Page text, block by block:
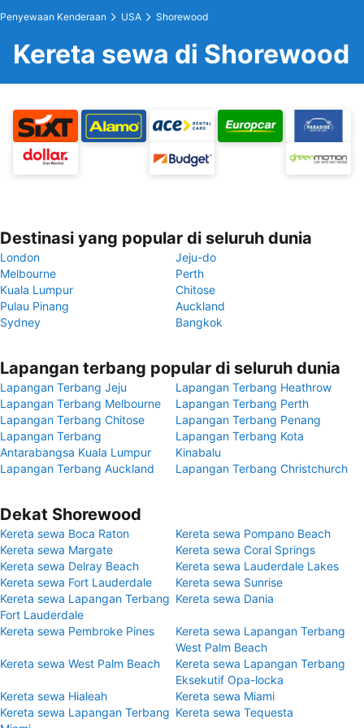
Penyewaan Kenderaan USA Shorewood
Kereta sewa di Shorewood
Destinasi yang popular di seluruh dunia
London
Jeju-do
Melbourne
Perth
Kuala Lumpur
Chitose
Pulau Pinang
Auckland
Sydney
Bangkok
Lapangan terbang popular di seluruh dunia
Lapangan Terbang Jeju
Lapangan Terbang Heathrow
Lapangan Terbang Melbourne
Lapangan Terbang Perth
Lapangan Terbang Chitose
Lapangan Terbang Penang
Lapangan Terbang
Antarabangsa Kuala Lumpur
Lapangan Terbang Kota
Kinabalu
Lapangan Terbang Auckland
Lapangan Terbang Christchurch
Dekat Shorewood
Kereta sewa Boca Raton
Kereta sewa Pompano Beach
Kereta sewa Margate
Kereta sewa Coral Springs
Kereta sewa Delray Beach
Kereta sewa Lauderdale Lakes
Kereta sewa Fort Lauderdale
Kereta sewa Sunrise
Kereta sewa Lapangan Terbang
Fort Lauderdale
Kereta sewa Dania
Kereta sewa Pembroke Pines
Kereta sewa Lapangan Terbang
West Palm Beach
Kereta sewa West Palm Beach
Kereta sewa Lapangan Terbang
Eksekutif Opa-locka
Kereta sewa Hialeah
Kereta sewa Miami
Kereta sewa Lapangan Terbang Kereta sewa Tequesta